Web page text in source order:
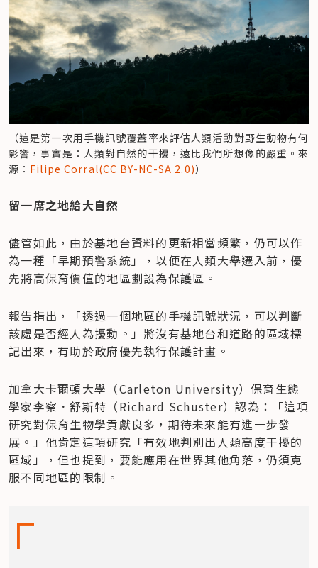
（這是第一次用手機訊號覆蓋率來評估人類活動對野生動物有何
影響，事實是：人類對自然的干擾，遠比我們所想像的嚴重。來
源： Filipe Corral(CC BY-NC-SA 2.0)）
留一席之地給大自然
儘管如此，由於基地台資料的更新相當頻繁，仍可以作
為一種「早期預警系統」，以便在人類大舉遷入前，優
先將高保育價值的地區劃設為保護區。
報告指出，「透過一個地區的手機訊號狀況，可以判斷
該處是否經人為擾動。」將沒有基地台和道路的區域標
記出來，有助於政府優先執行保護計畫。
加拿大卡爾頓大學（Carleton University）保育生態
學家李察．舒斯特（Richard Schuster）認為：「這項
研究對保育生物學貢獻良多，期待未來能有進一步發
展。」他肯定這項研究「有效地判別出人類高度干擾的
區域」，但也提到，要能應用在世界其他角落，仍須克
服不同地區的限制。